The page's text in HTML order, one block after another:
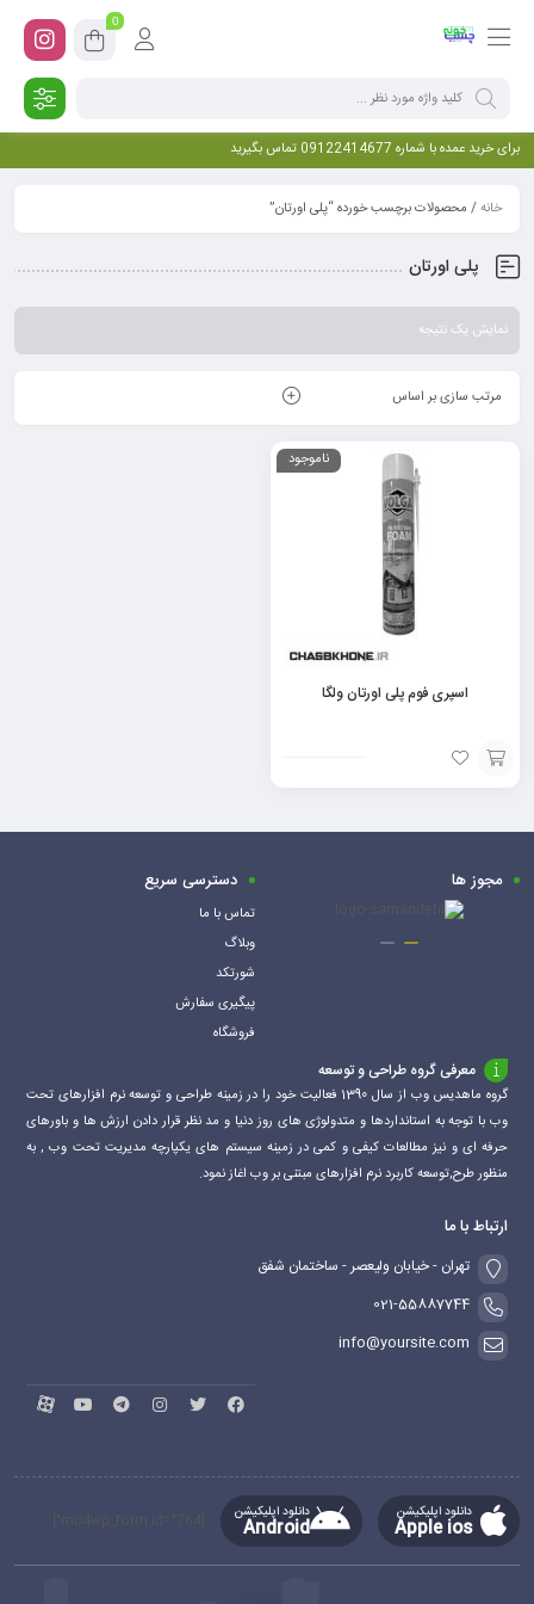
0
برای خرید عمده با شماره 09122414677 تماس بگیرید
خانه/ محصولات برچسب خورده “پلی اورتان”
پلی اورتان
نمایش یک نتیجه
مرتب سازی بر اساس
ناموجود
اسپری فوم پلی اورتان ولگا
افزودن
به
مجوز ها دسترسی سریع
تماس با ما
وبلاگ
شورتکد
پیگیری سفارش
فروشگاه
معرفی گروه طراحی و توسعه
گروه ماهدیس وب از سال 1390 فعالیت خود را در زمینه طراحی و توسعه نرم افزارهای تحت
وب با توجه به استانداردها و متدولوژی های روز دنیا و مد نظر قرار دادن ارزش ها و باورهای
حرفه ای و نیز مطالعات کیفی و کمی در زمینه سیستم های یکپارچه مدیریت تحت وب , به
منظور طرح,توسعه کاربرد نرم افزارهای مبتنی بر وب اغاز نمود.
ارتباط با ما
تهران - خیابان ولیعصر - ساختمان شفق
021-55887744
info@yoursite.com
دانلود اپلیکیشن
Apple ios
دانلود اپلیکیشن
Android